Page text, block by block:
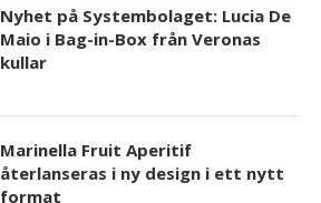
Nyhet på Systembolaget: Lucia De
Maio i Bag-in-Box från Veronas
kullar
Marinella Fruit Aperitif
återlanseras i ny design i ett nytt
format